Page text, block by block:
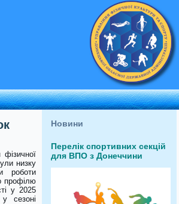
низку
роботи
профілю
у 2025
у сезоні
Новини
Перелік спортивних секцій
для ВПО з Донеччини